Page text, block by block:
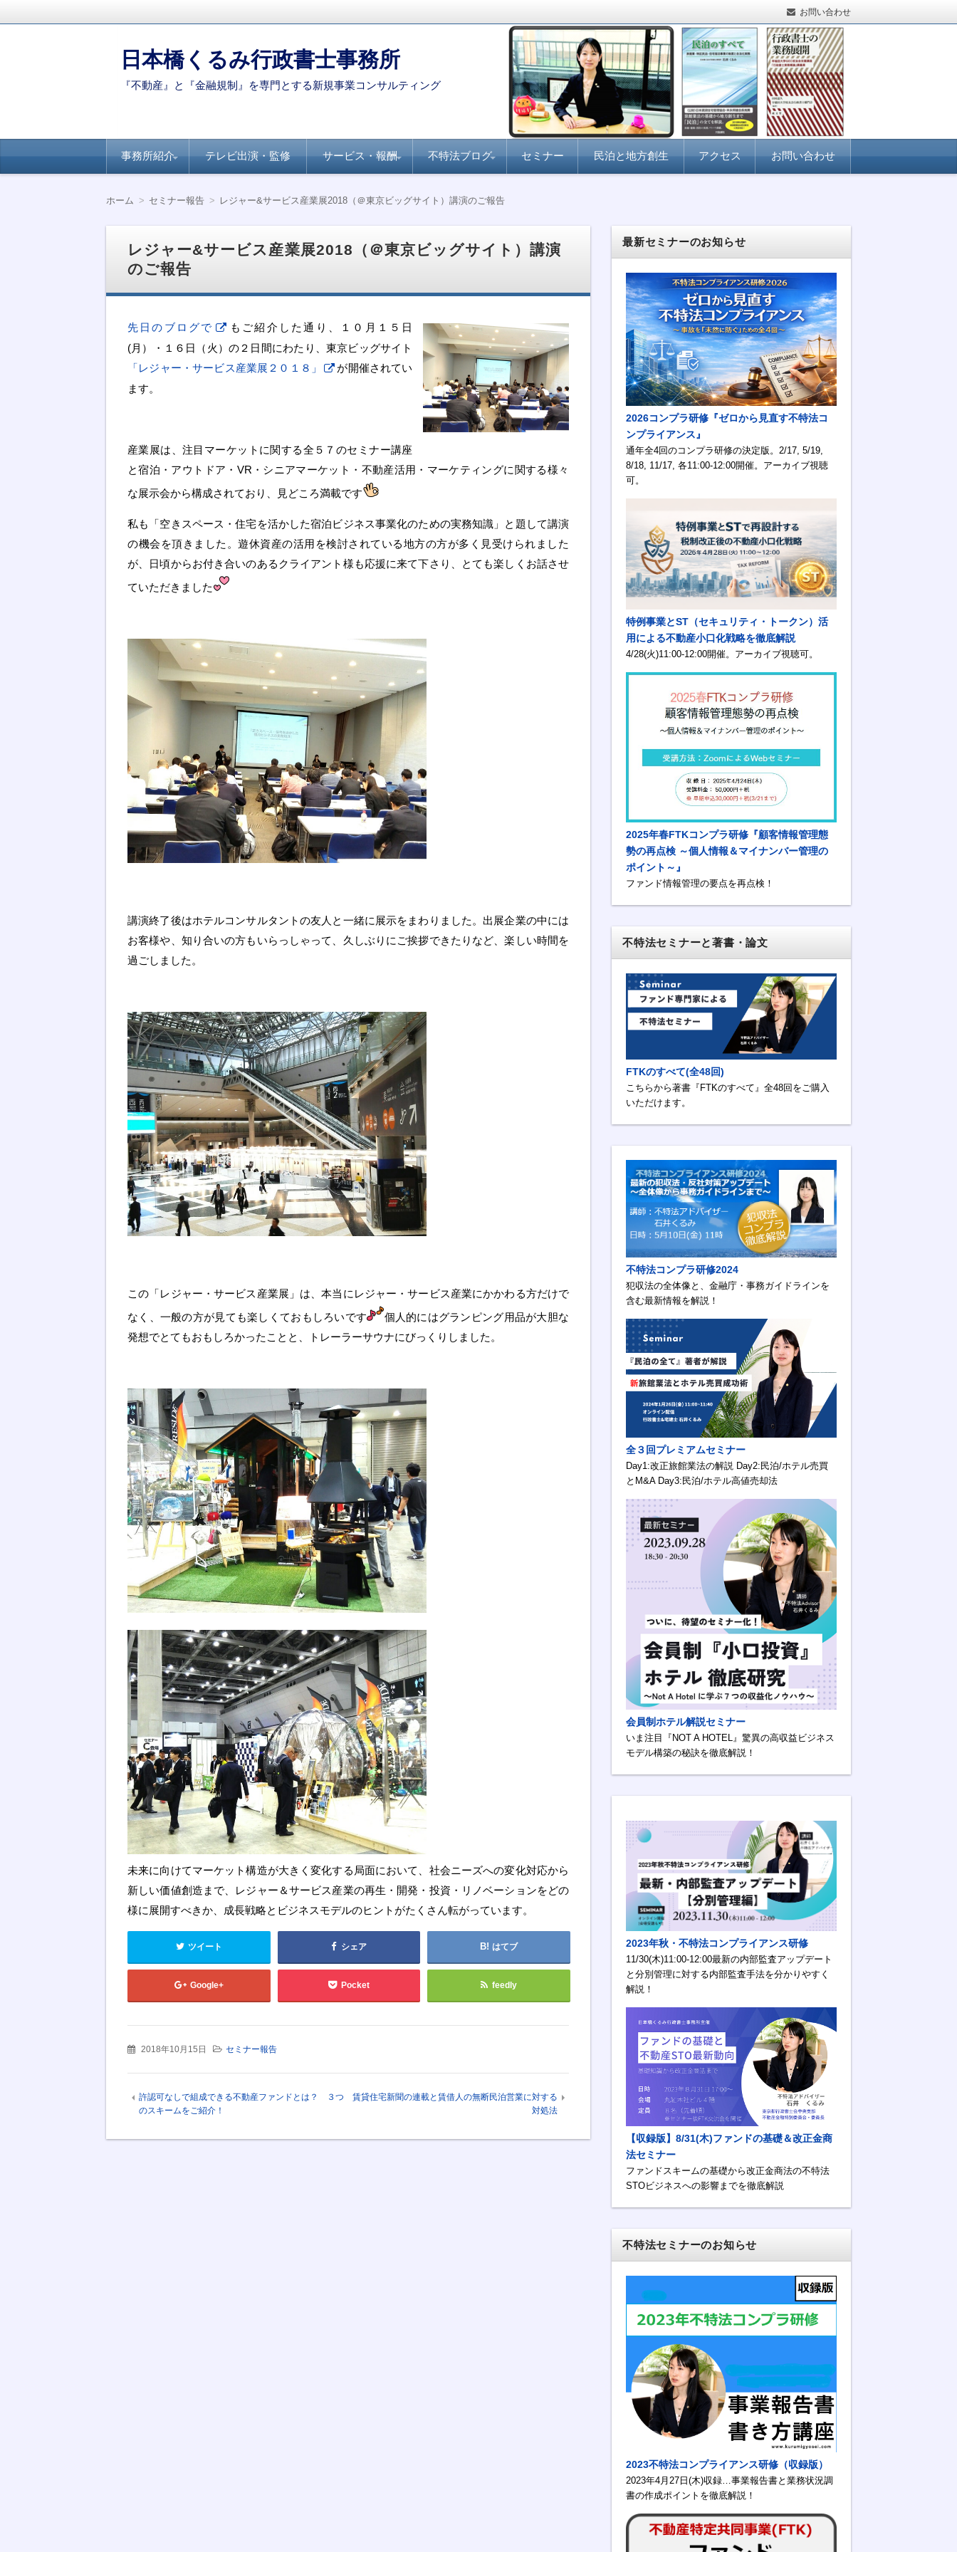
お問い合わせ
日本橋くるみ行政書士事務所
『不動産』と『金融規制』を専門とする新規事業コンサルティング
ン
事務所紹介
掲載
住宅新聞－自治体
別のポイント
リタス『達人が伝
授』シリーズ
住宅新聞ー賃貸経
営に役立つ民泊知
テレビ出演・監修 サービス・報酬
選定する際のポイント
不特法ブログ
21『不動産特定共同事
業のすべて』
動産クラウドファンデ
ィング事業化のポイン
口化商品の研究』
ライセンス
計・マーケティング
セミナー 民泊と地方創生 アクセス お問い合わせ
ホーム セミナー報告 レジャー&サービス産業展2018（＠東京ビッグサイト）講演のご報告
レジャー&サービス産業展2018（＠東京ビッグサイト）講演
のご報告
先日のブログで
もご紹介した通り、１０月１５日
(月）・１６日（火）の２日間にわたり、東京ビッグサイト
「レジャー・サービス産業展２０１８」
が開催されてい
ます。
産業展は、注目マーケットに関する全５７のセミナー講座
と宿泊・アウトドア・VR・シニアマーケット・不動産活用・マーケティングに関する様々
な展示会から構成されており、見どころ満載です
私も「空きスペース・住宅を活かした宿泊ビジネス事業化のための実務知識」と題して講演
の機会を頂きました。遊休資産の活用を検討されている地方の方が多く見受けられました
が、日頃からお付き合いのあるクライアント様も応援に来て下さり、とても楽しくお話させ
ていただきました
講演終了後はホテルコンサルタントの友人と一緒に展示をまわりました。出展企業の中には
お客様や、知り合いの方もいらっしゃって、久しぶりにご挨拶できたりなど、楽しい時間を
過ごしました。
この「レジャー・サービス産業展」は、本当にレジャー・サービス産業にかかわる方だけで
なく、一般の方が見ても楽しくておもしろいです
個人的にはグランピング用品が大胆な
発想でとてもおもしろかったことと、トレーラーサウナにびっくりしました。
未来に向けてマーケット構造が大きく変化する局面において、社会ニーズへの変化対応から
新しい価値創造まで、レジャー＆サービス産業の再生・開発・投資・リノベーションをどの
様に展開すべきか、成長戦略とビジネスモデルのヒントがたくさん転がっています。
ツイート シェア はてブ
Google+ Pocket feedly
2018年10月15日 セミナー報告
許認可なしで組成できる不動産ファンドとは？ ３つ
のスキームをご紹介！
賃貸住宅新聞の連載と賃借人の無断民泊営業に対する
対処法
最新セミナーのお知らせ
2026コンプラ研修『ゼロから見直す不特法コ
ンプライアンス』
通年全4回のコンプラ研修の決定版。2/17, 5/19,
8/18, 11/17, 各11:00-12:00開催。アーカイブ視聴
可。
特例事業とST（セキュリティ・トークン）活
用による不動産小口化戦略を徹底解説
4/28(火)11:00-12:00開催。アーカイブ視聴可。
2025年春FTKコンプラ研修『顧客情報管理態
勢の再点検 ～個人情報＆マイナンバー管理の
ポイント～』
ファンド情報管理の要点を再点検！
不特法セミナーと著書・論文
FTKのすべて(全48回)
こちらから著書『FTKのすべて』全48回をご購入
いただけます。
不特法コンプラ研修2024
犯収法の全体像と、金融庁・事務ガイドラインを
含む最新情報を解説！
全３回プレミアムセミナー
Day1:改正旅館業法の解説 Day2:民泊/ホテル売買
とM&A Day3:民泊/ホテル高値売却法
会員制ホテル解説セミナー
いま注目『NOT A HOTEL』驚異の高収益ビジネス
モデル構築の秘訣を徹底解説！
2023年秋・不特法コンプライアンス研修
11/30(木)11:00-12:00最新の内部監査アップデート
と分別管理に対する内部監査手法を分かりやすく
解説！
【収録版】8/31(木)ファンドの基礎＆改正金商
法セミナー
ファンドスキームの基礎から改正金商法の不特法
STOビジネスへの影響までを徹底解説
不特法セミナーのお知らせ
2023不特法コンプライアンス研修（収録版）
2023年4月27日(木)収録…事業報告書と業務状況調
書の作成ポイントを徹底解説！